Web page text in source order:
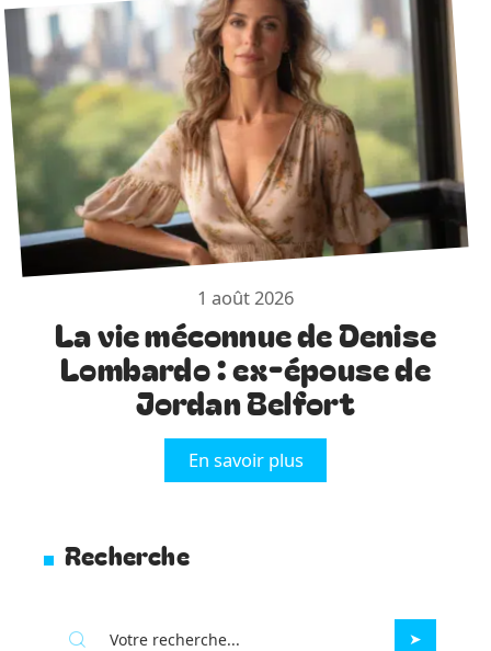
1 août 2026
La vie méconnue de Denise
Lombardo : ex-épouse de
Jordan Belfort
En savoir plus
Recherche